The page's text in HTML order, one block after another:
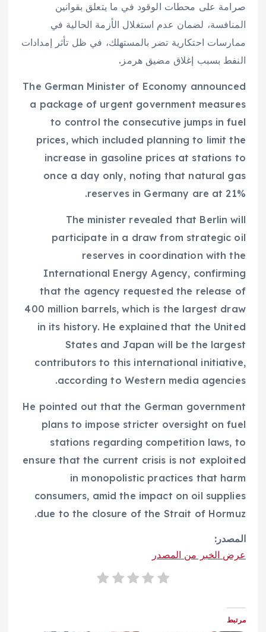
صرامة على محطات الوقود في ما يتعلق بقوانين
المنافسة، لضمان عدم استغلال الأزمة الحالية في
ممارسات احتكارية تضر بالمستهلك، في ظل تأثر إمدادات
النفط بسبب إغلاق مضيق هرمز.
The German Minister of Economy announced
a package of urgent government measures
to control the consecutive jumps in fuel
prices, which included planning to limit the
increase in gasoline prices at stations to
once a day only, noting that natural gas
reserves in Germany are at 21%.
The minister revealed that Berlin will
participate in a draw from strategic oil
reserves in coordination with the
International Energy Agency, confirming
that the agency requested the release of
400 million barrels, which is the largest draw
in its history. He explained that the United
States and Japan will be the largest
contributors to this international initiative,
according to Western media agencies.
He pointed out that the German government
plans to impose stricter oversight on fuel
stations regarding competition laws, to
ensure that the current crisis is not exploited
in monopolistic practices that harm
consumers, amid the impact on oil supplies
due to the closure of the Strait of Hormuz.
المصدر:
عرض الخبر من المصدر
مرتبط